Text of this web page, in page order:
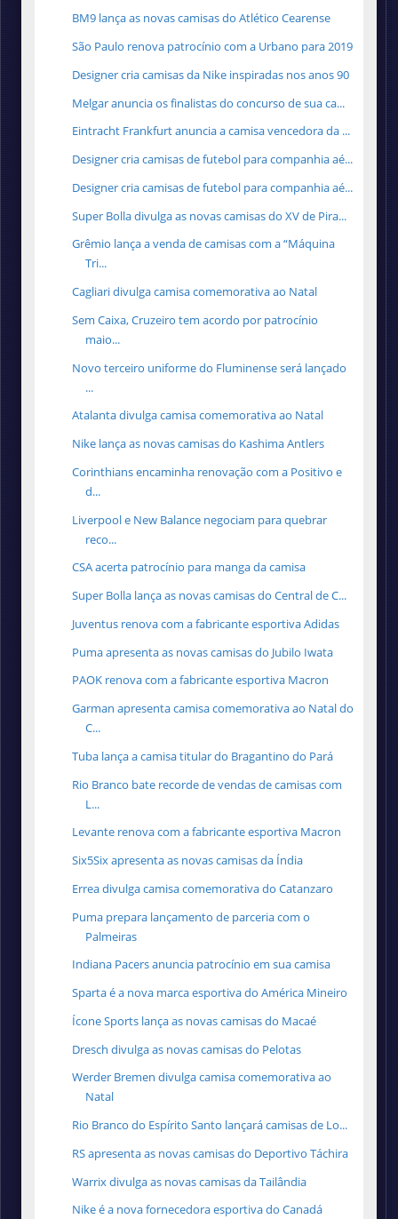
BM9 lança as novas camisas do Atlético Cearense
São Paulo renova patrocínio com a Urbano para 2019
Designer cria camisas da Nike inspiradas nos anos 90
Melgar anuncia os finalistas do concurso de sua ca...
Eintracht Frankfurt anuncia a camisa vencedora da ...
Designer cria camisas de futebol para companhia aé...
Designer cria camisas de futebol para companhia aé...
Super Bolla divulga as novas camisas do XV de Pira...
Grêmio lança a venda de camisas com a “Máquina
Tri...
Cagliari divulga camisa comemorativa ao Natal
Sem Caixa, Cruzeiro tem acordo por patrocínio
maio...
Novo terceiro uniforme do Fluminense será lançado
...
Atalanta divulga camisa comemorativa ao Natal
Nike lança as novas camisas do Kashima Antlers
Corinthians encaminha renovação com a Positivo e
d...
Liverpool e New Balance negociam para quebrar
reco...
CSA acerta patrocínio para manga da camisa
Super Bolla lança as novas camisas do Central de C...
Juventus renova com a fabricante esportiva Adidas
Puma apresenta as novas camisas do Jubilo Iwata
PAOK renova com a fabricante esportiva Macron
Garman apresenta camisa comemorativa ao Natal do
C...
Tuba lança a camisa titular do Bragantino do Pará
Rio Branco bate recorde de vendas de camisas com
L...
Levante renova com a fabricante esportiva Macron
Six5Six apresenta as novas camisas da Índia
Errea divulga camisa comemorativa do Catanzaro
Puma prepara lançamento de parceria com o
Palmeiras
Indiana Pacers anuncia patrocínio em sua camisa
Sparta é a nova marca esportiva do América Mineiro
Ícone Sports lança as novas camisas do Macaé
Dresch divulga as novas camisas do Pelotas
Werder Bremen divulga camisa comemorativa ao
Natal
Rio Branco do Espírito Santo lançará camisas de Lo...
RS apresenta as novas camisas do Deportivo Táchira
Warrix divulga as novas camisas da Tailândia
Nike é a nova fornecedora esportiva do Canadá